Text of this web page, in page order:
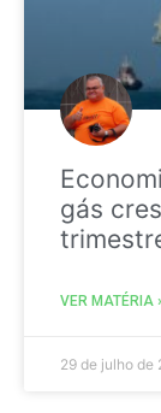
gás
VER MATÉRIA
29 de julho de